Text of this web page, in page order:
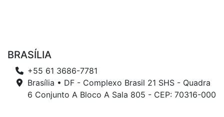
BRASÍLIA
+55 61 3686-7781
Brasília • DF - Complexo Brasil 21 SHS - Quadra
6 Conjunto A Bloco A Sala 805 - CEP: 70316-000